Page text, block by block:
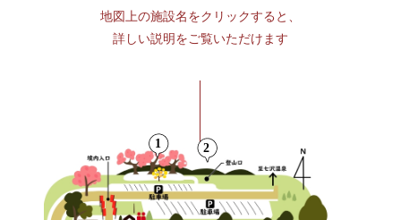
地図上の施設名をクリックすると、
詳しい説明をご覧いただけます
1 2